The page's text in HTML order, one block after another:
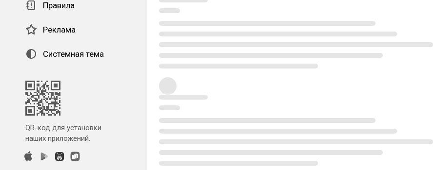
Правила
Реклама
Системная тема
QR-код для установки
наших приложений.